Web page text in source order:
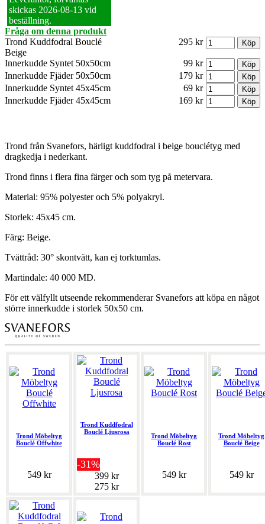
skickas 2026‑08‑13 vid
beställning.
Fråga om denna produkt
Trond Kuddfodral Bouclé
Beige
295 kr
Innerkudde Syntet 50x50cm
99 kr
Innerkudde Fjäder 50x50cm
179 kr
Innerkudde Syntet 45x45cm
69 kr
Innerkudde Fjäder 45x45cm
169 kr
Trond från Svanefors, härligt kuddfodral i beige bouclétyg med
dragkedja i nederkant.
Trond finns i flera fina färger och som tyg på metervara.
Material: 95% polyester och 5% polyakryl.
Storlek: 45x45 cm.
Färg: Beige.
Tvättråd: 30° skontvätt, kan ej torktumlas.
Martindale: 40 000 MD.
För ett välfyllt utseende rekommenderar Svanefors att köpa en något
större innerkudde i storlek 50x50 cm.
Trond Möbeltyg
Bouclé Offwhite
549 kr
Trond Kuddfodral
Bouclé Ljusrosa
-31%
399 kr
275 kr
Trond Möbeltyg
Bouclé Rost
549 kr
Trond Möbeltyg
Bouclé Beige
549 kr